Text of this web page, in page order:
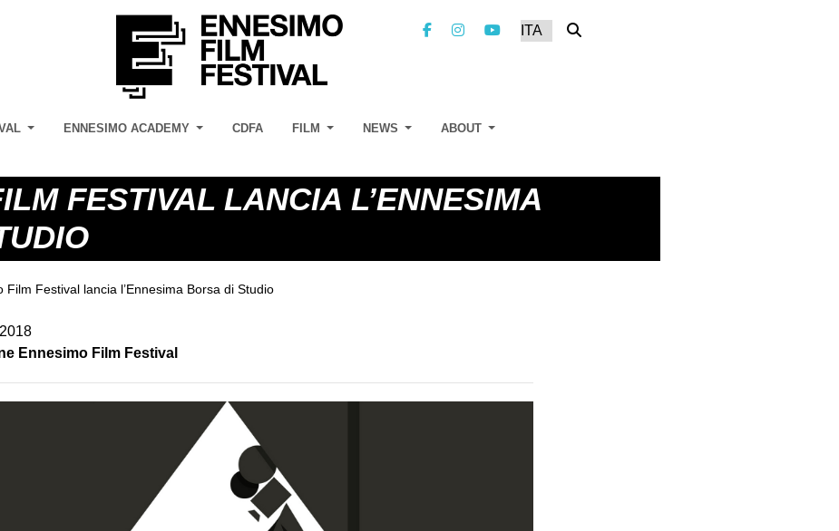
ENNESIMO ACADEMY CDFA FILM NEWS ABOUT
FESTIVAL LANCIA L’ENNESIMA
Film Festival lancia l’Ennesima Borsa di Studio
Ennesimo Film Festival